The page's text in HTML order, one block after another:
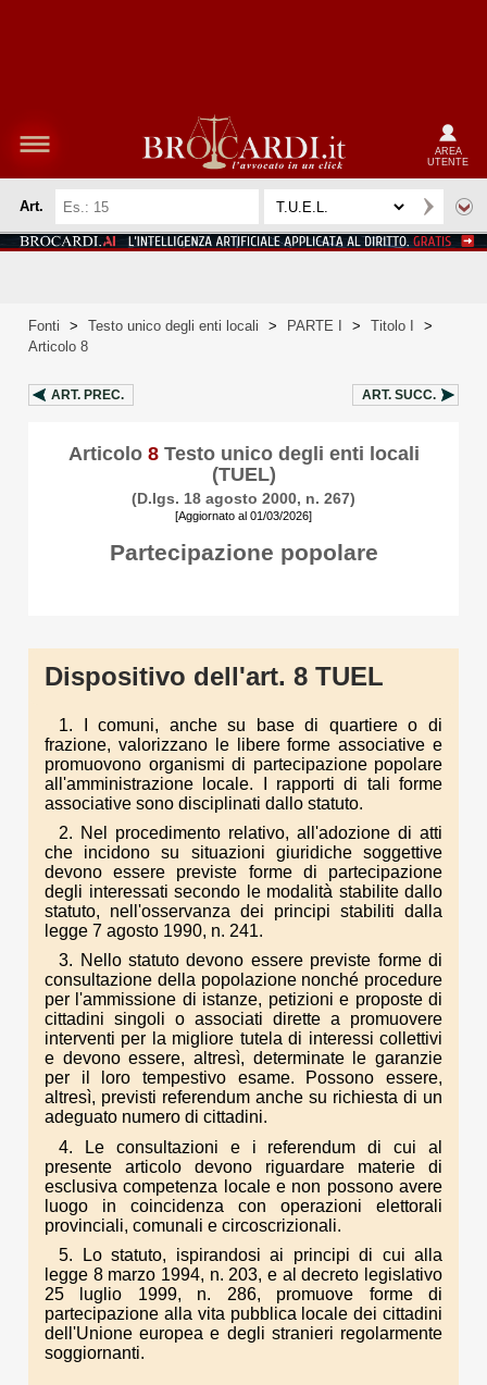
AREA
UTENTE
Art.
Fonti > Testo unico degli enti locali > PARTE I > Titolo I
>
Articolo 8
ART. PREC. ART. SUCC.
Articolo 8Testo unico degli enti locali
(TUEL)
(D.lgs. 18 agosto 2000, n. 267)
[Aggiornato al 01/03/2026]
Partecipazione popolare
Dispositivo dell'art. 8 TUEL
1. I comuni, anche su base di quartiere o di
frazione, valorizzano le libere forme associative e
promuovono organismi di partecipazione popolare
all'amministrazione locale. I rapporti di tali forme
associative sono disciplinati dallo statuto.
2. Nel procedimento relativo, all'adozione di atti
che incidono su situazioni giuridiche soggettive
devono essere previste forme di partecipazione
degli interessati secondo le modalità stabilite dallo
statuto, nell'osservanza dei principi stabiliti dalla
legge 7 agosto 1990, n. 241.
3. Nello statuto devono essere previste forme di
consultazione della popolazione nonché procedure
per l'ammissione di istanze, petizioni e proposte di
cittadini singoli o associati dirette a promuovere
interventi per la migliore tutela di interessi collettivi
e devono essere, altresì, determinate le garanzie
per il loro tempestivo esame. Possono essere,
altresì, previsti referendum anche su richiesta di un
adeguato numero di cittadini.
4. Le consultazioni e i referendum di cui al
presente articolo devono riguardare materie di
esclusiva competenza locale e non possono avere
luogo in coincidenza con operazioni elettorali
provinciali, comunali e circoscrizionali.
5. Lo statuto, ispirandosi ai principi di cui alla
legge 8 marzo 1994, n. 203, e al decreto legislativo
25 luglio 1999, n. 286, promuove forme di
partecipazione alla vita pubblica locale dei cittadini
dell'Unione europea e degli stranieri regolarmente
soggiornanti.